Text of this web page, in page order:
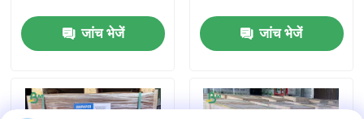
समाचार
जांच भेजें जांच भेजें